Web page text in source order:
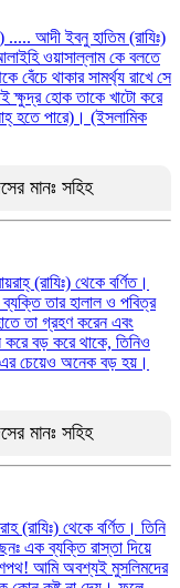
আদী ইবনু হাতিম (রাযিঃ)
ওয়াসাল্লাম কে বলতে
বেঁচে থাকার সামর্থ্য রাখে সে
ক্ষুদ্র হোক তাকে খাটো করে
হতে পারে)। (ইসলামিক
মানঃ সহিহ
(রাযিঃ) থেকে বর্ণিত।
তার হালাল ও পবিত্র
তা গ্রহণ করেন এবং
করে বড় করে থাকে, তিনিও
এর চেয়েও অনেক বড় হয়।
মানঃ সহিহ
থেকে বর্ণিত। তিনি
এক ব্যক্তি রাস্তা দিয়ে
আমি অবশ্যই মুসলিমদের